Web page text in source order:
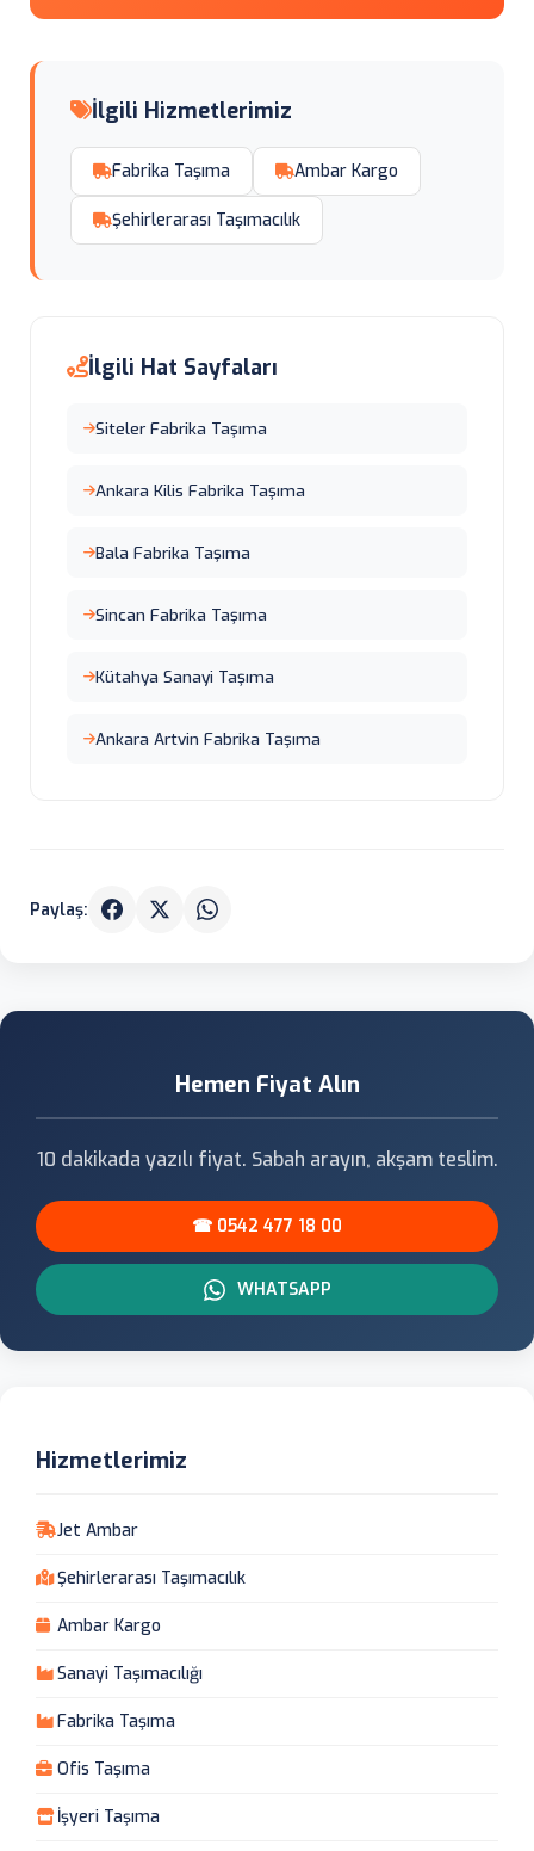
İlgili Hizmetlerimiz
Fabrika Taşıma Ambar Kargo
Şehirlerarası Taşımacılık
İlgili Hat Sayfaları
Siteler Fabrika Taşıma
Ankara Kilis Fabrika Taşıma
Bala Fabrika Taşıma
Sincan Fabrika Taşıma
Kütahya Sanayi Taşıma
Ankara Artvin Fabrika Taşıma
Paylaş:
Hemen Fiyat Alın
10 dakikada yazılı fiyat. Sabah arayın, akşam teslim.
☎ 0542 477 18 00
WHATSAPP
Hizmetlerimiz
Jet Ambar
Şehirlerarası Taşımacılık
Ambar Kargo
Sanayi Taşımacılığı
Fabrika Taşıma
Ofis Taşıma
İşyeri Taşıma